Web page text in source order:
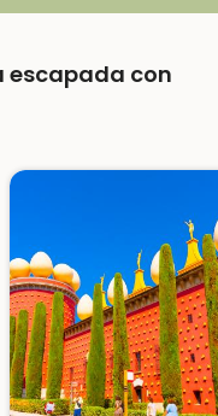
escapada con